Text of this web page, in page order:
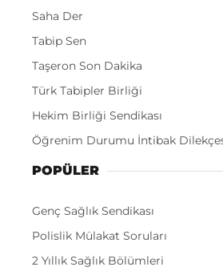
Saha Der
Tabip Sen
Taşeron Son Dakika
Türk Tabipler Birliği
Hekim Birliği Sendikası
Öğrenim Durumu İntibak
POPÜLER
Genç Sağlık Sendikası
Polislik Mülakat Soruları
2 Yıllık Sağlık Bölümleri